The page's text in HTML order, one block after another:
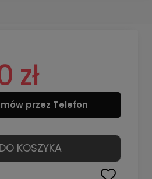
zł
przez Telefon
DO KOSZYKA